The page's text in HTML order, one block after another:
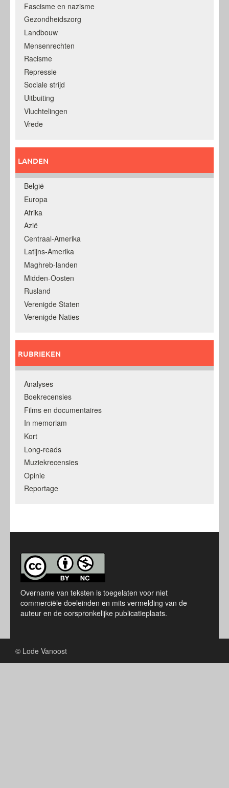
Fascisme en nazisme
Gezondheidszorg
Landbouw
Mensenrechten
Racisme
Repressie
Sociale strijd
Uitbuiting
Vluchtelingen
Vrede
LANDEN
België
Europa
Afrika
Azië
Centraal-Amerika
Latijns-Amerika
Maghreb-landen
Midden-Oosten
Rusland
Verenigde Staten
Verenigde Naties
RUBRIEKEN
Analyses
Boekrecensies
Films en documentaires
In memoriam
Kort
Long-reads
Muziekrecensies
Opinie
Reportage
Overname van teksten is toegelaten voor niet
commerciële doeleinden en mits vermelding van de
auteur en de oorspronkelijke publicatieplaats.
© Lode Vanoost